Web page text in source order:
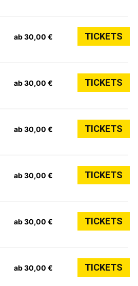
ab 30,00 € TICKETS
ab 30,00 € TICKETS
ab 30,00 € TICKETS
ab 30,00 € TICKETS
ab 30,00 € TICKETS
ab 30,00 € TICKETS